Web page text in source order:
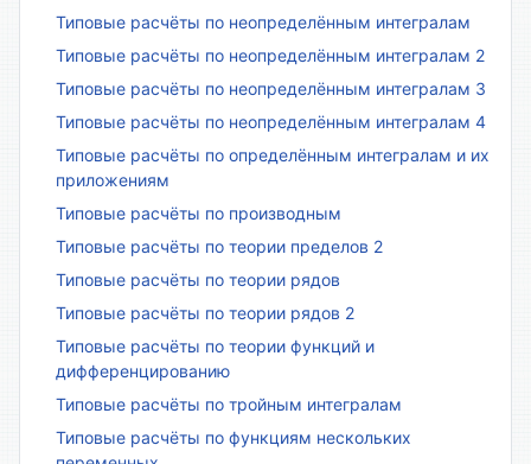
Типовые расчёты по неопределённым интегралам
Типовые расчёты по неопределённым интегралам 2
Типовые расчёты по неопределённым интегралам 3
Типовые расчёты по неопределённым интегралам 4
Типовые расчёты по определённым интегралам и их
приложениям
Типовые расчёты по производным
Типовые расчёты по теории пределов 2
Типовые расчёты по теории рядов
Типовые расчёты по теории рядов 2
Типовые расчёты по теории функций и
дифференцированию
Типовые расчёты по тройным интегралам
Типовые расчёты по функциям нескольких